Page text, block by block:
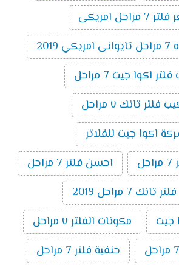
مراحل امريكى
اكوا جيت 7 مراحل
فلتر تانك ٧ مراحل
اكوا جيت للفلاتر
احسن فلتر 7 مراحل
7 مراحل 2019
جيت
مكونات الفلتر ٧ مراحل
حنفية فلتر 7 مراحل